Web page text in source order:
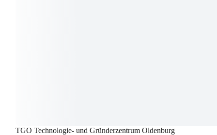
TGO Technologie- und Gründerzentrum Oldenburg